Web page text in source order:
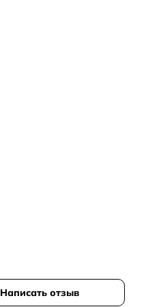
Написать отзыв